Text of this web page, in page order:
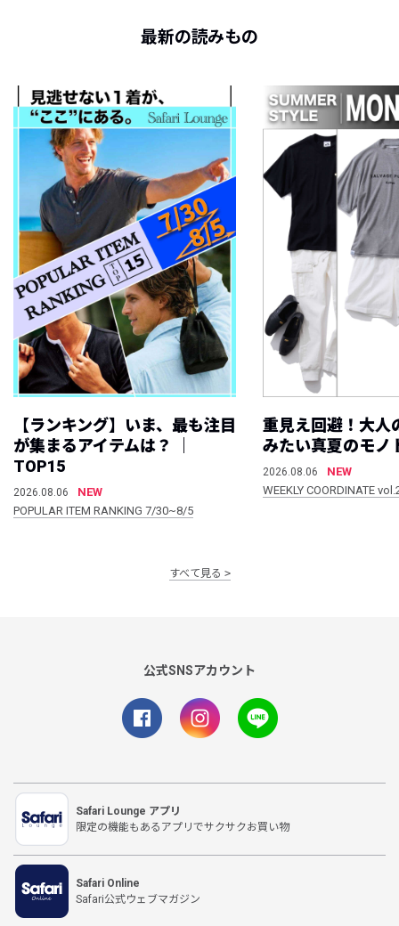
最新の読みもの
【ランキング】いま、最も注目
が集まるアイテムは？ ｜
TOP15
2026.08.06
NEW
POPULAR ITEM RANKING 7/30~8/5
重見え回避！大人
みたい真夏のモノ
2026.08.06
NEW
WEEKLY COORDINATE
すべて見る
公式SNSアカウント
Safari Lounge アプリ
限定の機能もあるアプリでサクサクお買い物
Safari Online
Safari公式ウェブマガジン